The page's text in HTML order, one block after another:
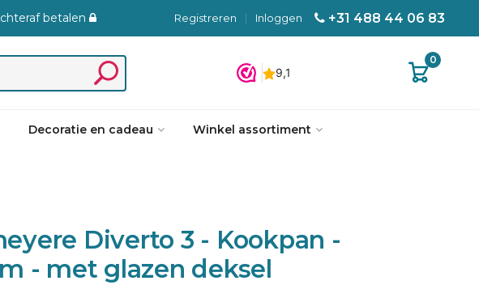
betalen +31 488 44 06 83
Inloggen
|
Registreren
0
Decoratie en cadeau Winkel assortiment
Diverto 3 - Kookpan -
- met glazen deksel